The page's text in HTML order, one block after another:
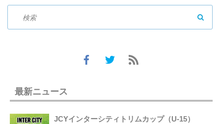
最新ニュース
JCYインターシティトリムカップ（U-15）